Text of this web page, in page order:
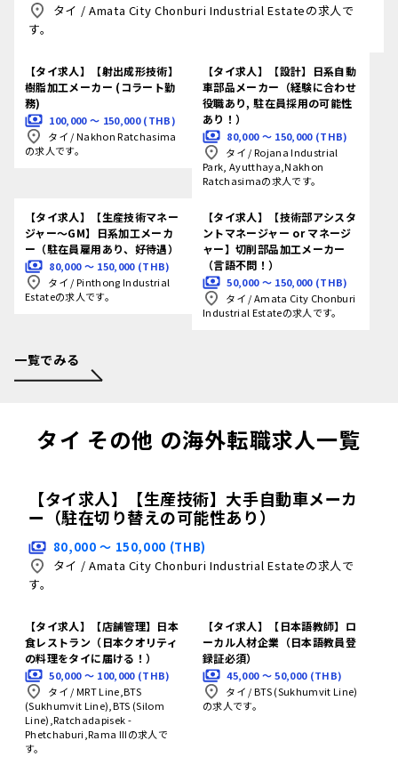
タイ / Amata City Chonburi Industrial Estateの求人で
す。
【タイ求人】【射出成形技術】
樹脂加工メーカー (コラート勤
務)
100,000 〜 150,000 (THB)
タイ /Nakhon Ratchasima
の求人です。
【タイ求人】【設計】日系自動
車部品メーカー（経験に合わせ
役職あり, 駐在員採用の可能性
あり！）
80,000 〜 150,000 (THB)
タイ /Rojana Industrial
Park, Ayutthaya,Nakhon
Ratchasimaの求人です。
【タイ求人】【生産技術マネー
ジャー～GM】日系加工メーカ
ー（駐在員雇用あり、好待遇）
80,000 〜 150,000 (THB)
タイ /Pinthong Industrial
Estateの求人です。
【タイ求人】【技術部アシスタ
ントマネージャー or マネージ
ャー】切削部品加工メーカー
（言語不問！）
50,000 〜 150,000 (THB)
タイ /Amata City Chonburi
Industrial Estateの求人です。
一覧でみる
タイ その他 の海外転職求人一覧
【タイ求人】【生産技術】大手自動車メーカ
ー（駐在切り替えの可能性あり）
80,000 〜 150,000 (THB)
タイ / Amata City Chonburi Industrial Estateの求人で
す。
【タイ求人】【店舗管理】日本
食レストラン（日本クオリティ
の料理をタイに届ける！）
50,000 〜 100,000 (THB)
タイ /MRT Line,BTS
(Sukhumvit Line),BTS (Silom
Line),Ratchadapisek -
Phetchaburi,Rama IIIの求人で
す。
【タイ求人】【日本語教師】ロ
ーカル人材企業（日本語教員登
録証必須）
45,000 〜 50,000 (THB)
タイ /BTS (Sukhumvit Line)
の求人です。